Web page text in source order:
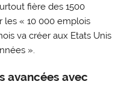
fière des 1500
les « 10 000 emplois
va créer aux Etats Unis
».
avancées avec